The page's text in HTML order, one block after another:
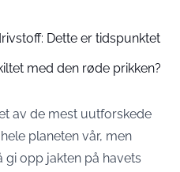
Dette er tidspunktet
med den røde prikken?
av de mest uutforskede
planeten vår, men
opp jakten på havets